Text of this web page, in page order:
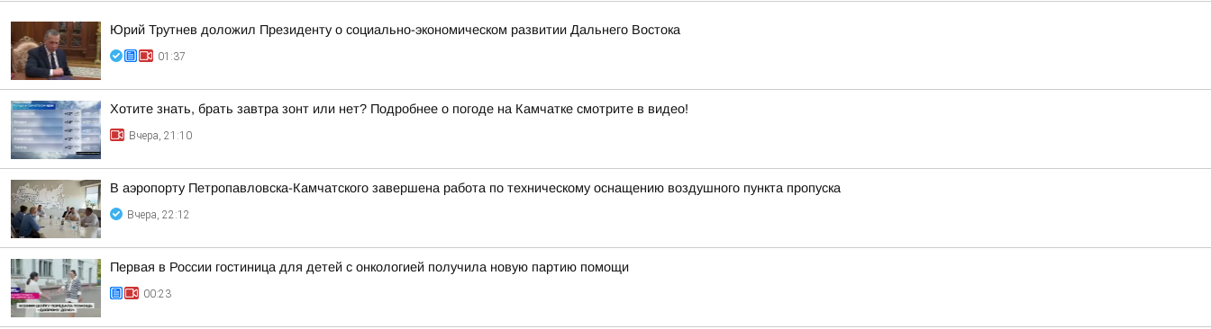
Юрий Трутнев доложил Президенту о социально-экономическом развитии Дальнего Востока
01:37
Хотите знать, брать завтра зонт или нет? Подробнее о погоде на Камчатке смотрите в видео!
Вчера, 21:10
В аэропорту Петропавловска-Камчатского завершена работа по техническому оснащению воздушного пункта пропуска
Вчера, 22:12
Первая в России гостиница для детей с онкологией получила новую партию помощи
00:23